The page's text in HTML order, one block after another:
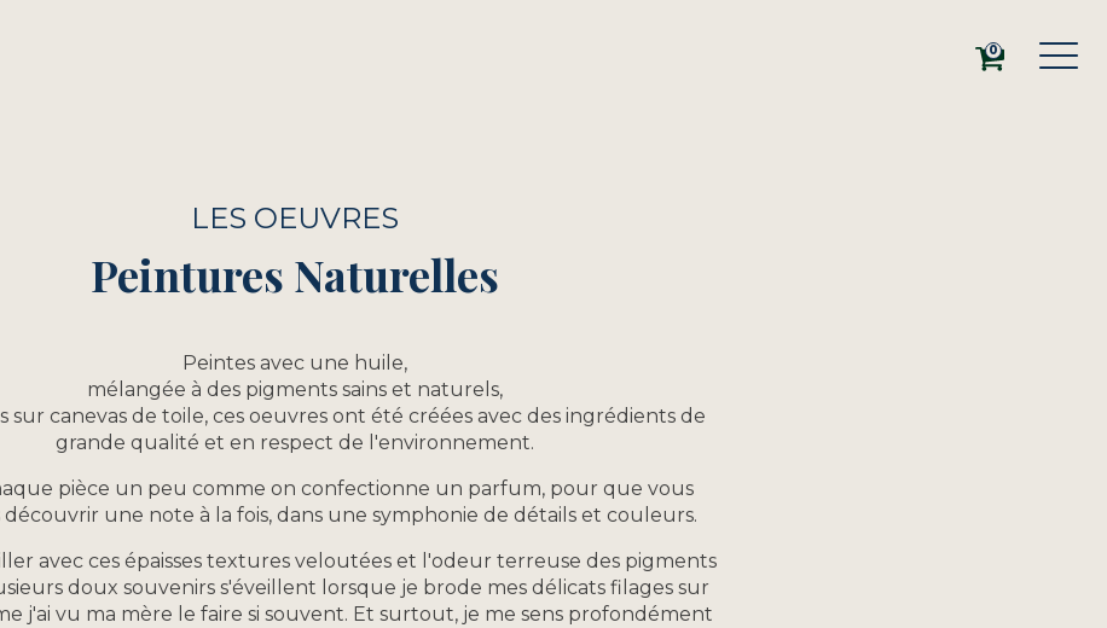
0
LES OEUVRES
Peintures Naturelles
Peintes avec une huile,
mélangée à des pigments sains et naturels,
sur canevas de toile, ces oeuvres ont été créées avec des ingrédients de
grande qualité et en respect de l'environnement.
pièce un peu comme on confectionne un parfum, pour que vous
découvrir une note à la fois, dans une symphonie de détails et couleurs.
avec ces épaisses textures veloutées et l'odeur terreuse des pigments
doux souvenirs s'éveillent lorsque je brode mes délicats filages sur
j'ai vu ma mère le faire si souvent. Et surtout, je me sens profondément